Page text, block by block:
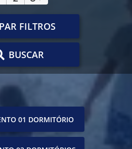
FILTROS
BUSCAR
01 DORMITÓRIO